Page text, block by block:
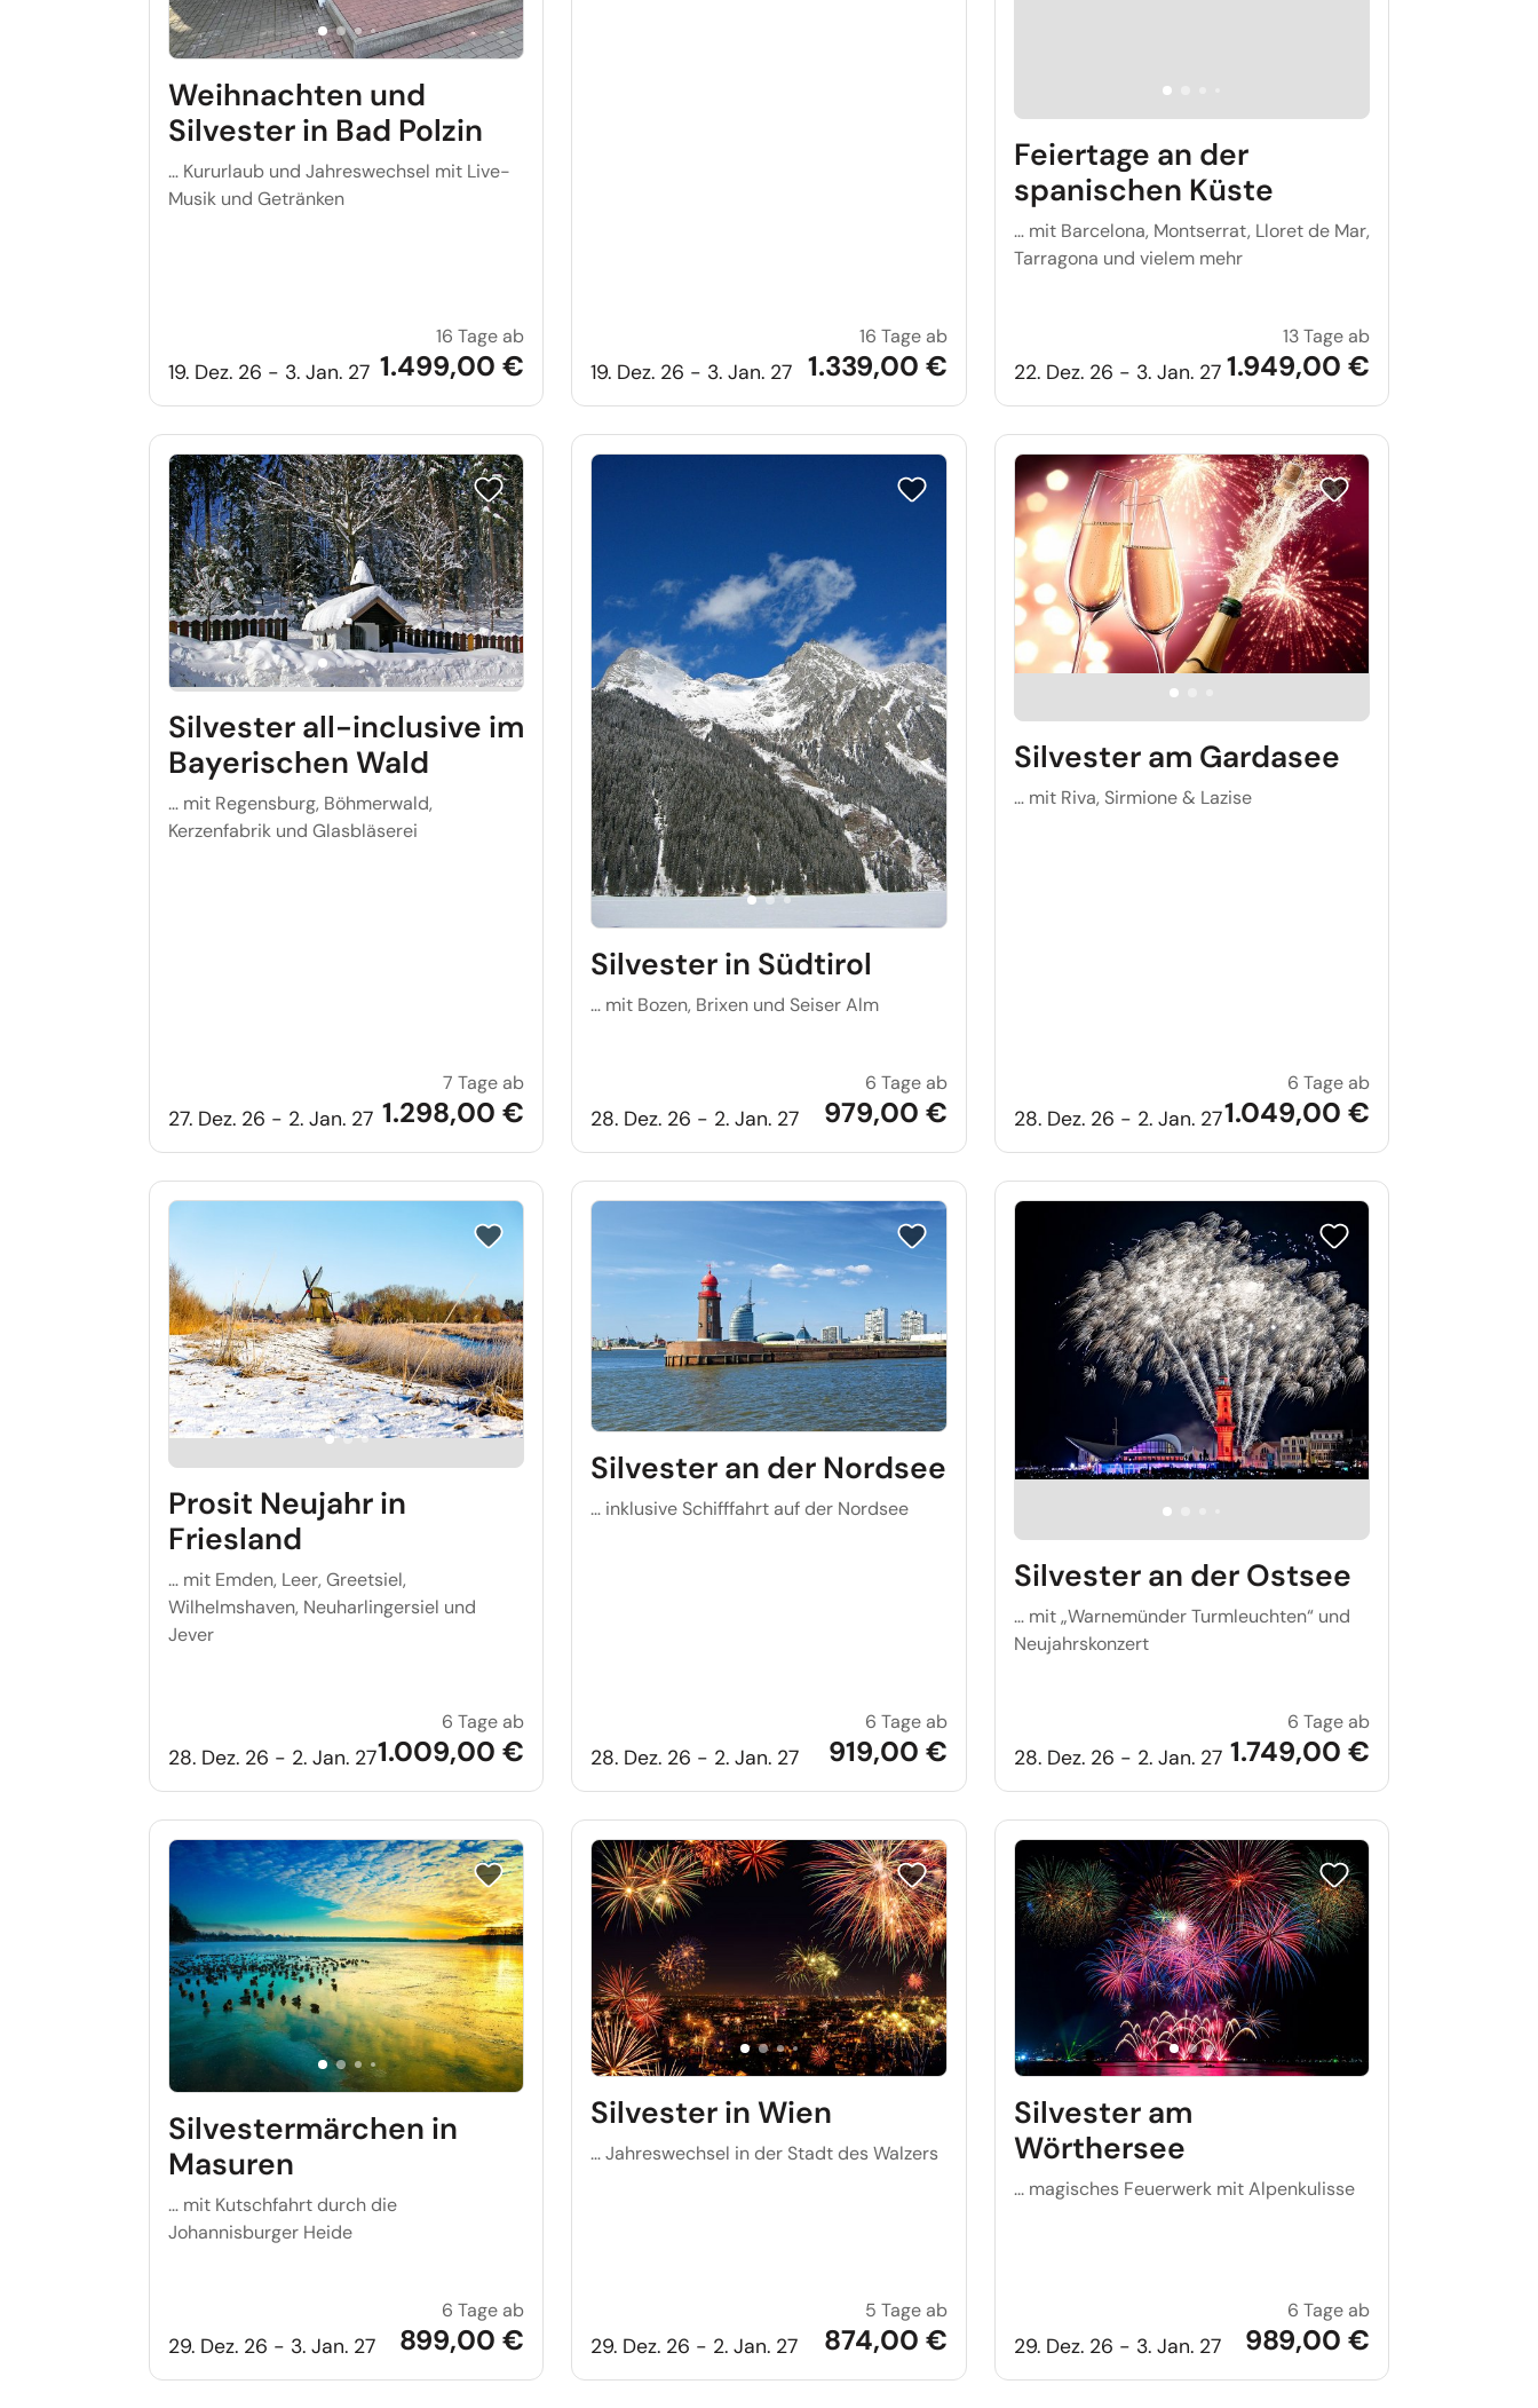
Weihnachten und
Silvester in Bad Polzin
… Kururlaub und Jahreswechsel mit Live-
Musik und Getränken
19. Dez. 26 - 3. Jan. 27
Weihnachten und Silvester in Bad Polzin
16 Tage ab
1.499,00 € 19. Dez. 26 - 3. Jan. 27
Weihnachten und Silvester in Swinemünde
16 Tage ab
1.339,00 €
Feiertage an der
spanischen Küste
… mit Barcelona, Montserrat, Lloret de Mar,
Tarragona und vielem mehr
22. Dez. 26 - 3. Jan. 27
Feiertage an der
13 Tage ab
1.949,00 €
Reise auf Merkliste setzen
Silvester all-inclusive im
Bayerischen Wald
… mit Regensburg, Böhmerwald,
Kerzenfabrik und Glasbläserei
27. Dez. 26 - 2. Jan. 27
Silvester all-inclusive im Bayerischen Wald
7 Tage ab
1.298,00 €
Reise auf Merkliste setzen
Silvester in Südtirol
… mit Bozen, Brixen und Seiser Alm
28. Dez. 26 - 2. Jan. 27
Silvester in Südtirol
6 Tage ab
979,00 €
Reise auf Merkliste setzen
Silvester am Gardasee
… mit Riva, Sirmione & Lazise
28. Dez. 26 - 2. Jan. 27
Silvester am
6 Tage ab
1.049,00 €
Reise auf Merkliste setzen
Prosit Neujahr in
Friesland
… mit Emden, Leer, Greetsiel,
Wilhelmshaven, Neuharlingersiel und
Jever
28. Dez. 26 - 2. Jan. 27
Prosit Neujahr in Friesland
6 Tage ab
1.009,00 €
Reise auf Merkliste setzen
Silvester an der Nordsee
… inklusive Schifffahrt auf der Nordsee
28. Dez. 26 - 2. Jan. 27
Silvester an der Nordsee
6 Tage ab
919,00 €
Reise auf Merkliste setzen
Silvester an der Ostsee
… mit „Warnemünder Turmleuchten“ und
Neujahrskonzert
28. Dez. 26 - 2. Jan. 27
Silvester an der
6 Tage ab
1.749,00 €
Reise auf Merkliste setzen
Silvestermärchen in
Masuren
… mit Kutschfahrt durch die
Johannisburger Heide
29. Dez. 26 - 3. Jan. 27
Silvestermärchen in Masuren
6 Tage ab
899,00 €
Reise auf Merkliste setzen
Silvester in Wien
… Jahreswechsel in der Stadt des Walzers
29. Dez. 26 - 2. Jan. 27
Silvester in Wien
5 Tage ab
874,00 €
Reise auf Merkliste setzen
Silvester am
Wörthersee
... magisches Feuerwerk mit Alpenkulisse
29. Dez. 26 - 3. Jan. 27
Silvester am
6 Tage ab
989,00 €